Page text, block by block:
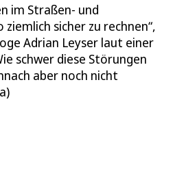
im Straßen- und
sicher zu rechnen“,
Adrian Leyser laut einer
schwer diese Störungen
aber noch nicht